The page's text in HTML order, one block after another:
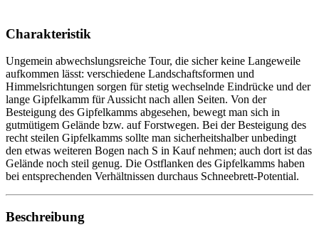
Charakteristik
Ungemein abwechslungsreiche Tour, die sicher keine Langeweile
aufkommen lässt: verschiedene Landschaftsformen und
Himmelsrichtungen sorgen für stetig wechselnde Eindrücke und der
lange Gipfelkamm für Aussicht nach allen Seiten. Von der
Besteigung des Gipfelkamms abgesehen, bewegt man sich in
gutmütigem Gelände bzw. auf Forstwegen. Bei der Besteigung des
recht steilen Gipfelkamms sollte man sicherheitshalber unbedingt
den etwas weiteren Bogen nach S in Kauf nehmen; auch dort ist das
Gelände noch steil genug. Die Ostflanken des Gipfelkamms haben
bei entsprechenden Verhältnissen durchaus Schneebrett-Potential.
Beschreibung